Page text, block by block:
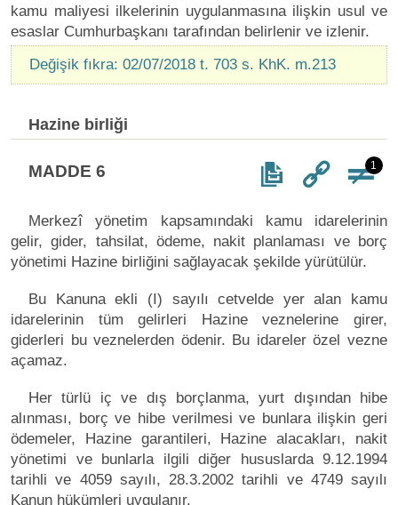
kamu maliyesi ilkelerinin uygulanmasına ilişkin usul ve
esaslar Cumhurbaşkanı tarafından belirlenir ve izlenir.
Değişik fıkra: 02/07/2018 t. 703 s. KhK. m.213
Hazine birliği
MADDE 6 1
Merkezî yönetim kapsamındaki kamu idarelerinin
gelir, gider, tahsilat, ödeme, nakit planlaması ve borç
yönetimi Hazine birliğini sağlayacak şekilde yürütülür.
Bu Kanuna ekli (I) sayılı cetvelde yer alan kamu
idarelerinin tüm gelirleri Hazine veznelerine girer,
giderleri bu veznelerden ödenir. Bu idareler özel vezne
açamaz.
Her türlü iç ve dış borçlanma, yurt dışından hibe
alınması, borç ve hibe verilmesi ve bunlara ilişkin geri
ödemeler, Hazine garantileri, Hazine alacakları, nakit
yönetimi ve bunlarla ilgili diğer hususlarda 9.12.1994
tarihli ve 4059 sayılı, 28.3.2002 tarihli ve 4749 sayılı
Kanun hükümleri uygulanır.